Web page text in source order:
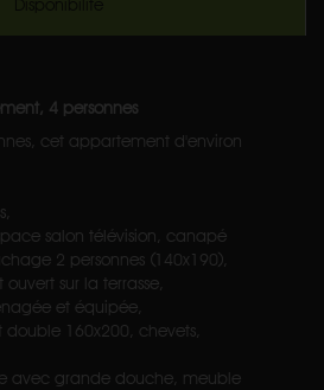
4 personnes
cet appartement d'environ
salon télévision, canapé
2 personnes (140x190),
sur la terrasse,
et équipée,
160x200, chevets,
avec grande douche, meuble